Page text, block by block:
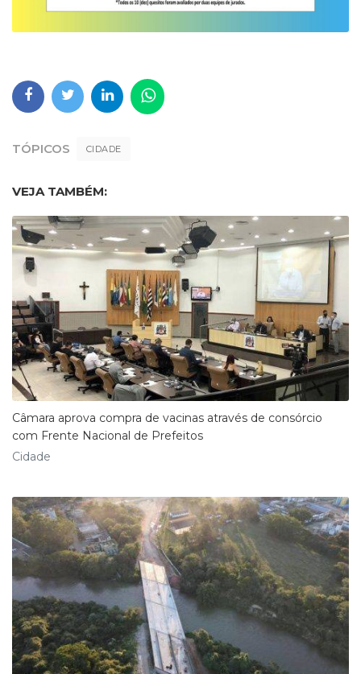
TÓPICOS CIDADE
VEJA TAMBÉM:
Câmara aprova compra de vacinas através de consórcio
com Frente Nacional de Prefeitos
Cidade